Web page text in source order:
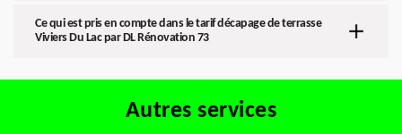
Ce qui est pris en compte dans le tarif décapage de terrasse
Viviers Du Lac par DL Rénovation 73
Autres services